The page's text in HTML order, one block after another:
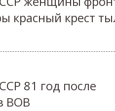
красный крест
81 год после
ВОВ